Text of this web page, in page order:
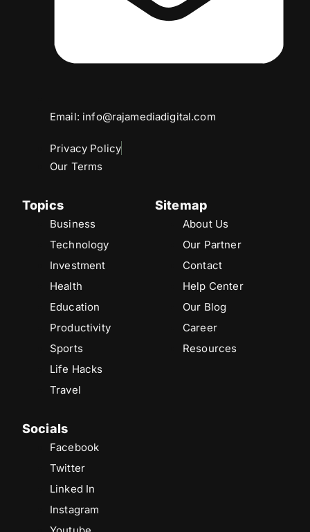
Email: info@rajamediadigital.com
Privacy Policy
Our Terms
Topics
Business
Technology
Investment
Health
Education
Productivity
Sports
Life Hacks
Travel
Sitemap
About Us
Our Partner
Contact
Help Center
Our Blog
Career
Resources
Socials
Facebook
Twitter
Linked In
Instagram